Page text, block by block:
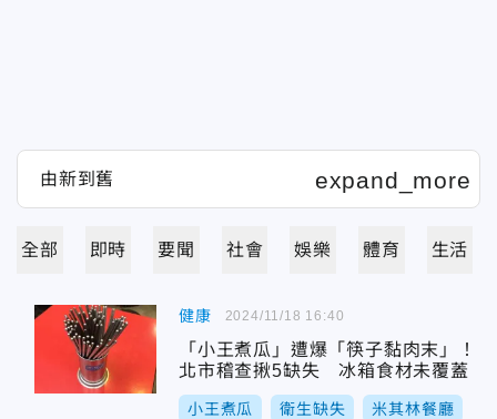
全部 即時 要聞 社會 娛樂 體育 生活
健康
「小王煮瓜」遭爆「筷子黏肉末」！
北市稽查揪5缺失 冰箱食材未覆蓋
小王煮瓜 衛生缺失 米其林餐廳
2024/11/18 16:40